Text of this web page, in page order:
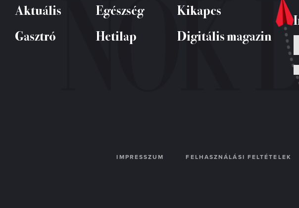
Aktuális Egészség
Kikapcs
Gasztró
Hetilap Digitális magazin
IMPRESSZUM FELHASZNÁLÁSI FELTÉTELEK